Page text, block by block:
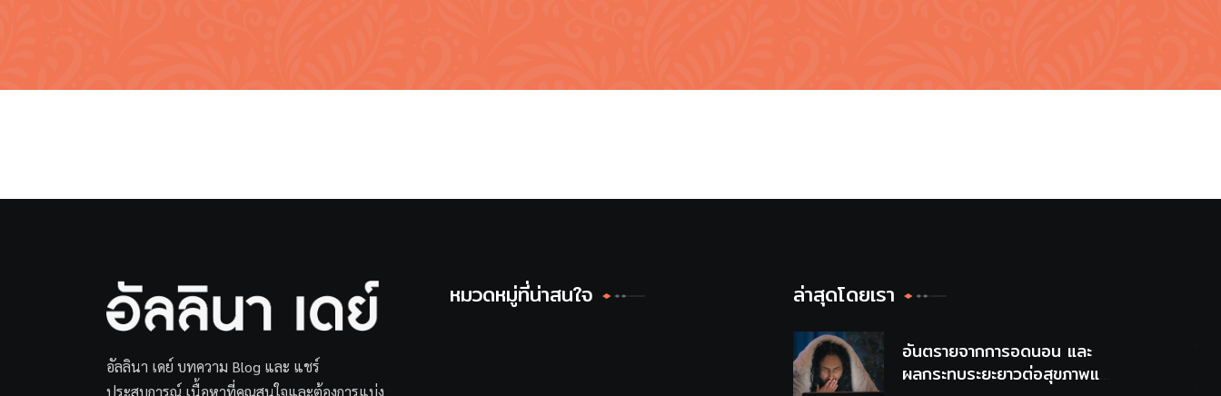
อัลลินา เดย์ บทความ Blog และ แชร์
ประสบการณ์ เนื้อหาที่คุณสนใจและต้องการแบ่ง
หมวดหมู่ที่น่าสนใจ ล่าสุดโดยเรา
อันตรายจากการอดนอน และ
ผลกระทบระยะยาวต่อสุขภาพและ